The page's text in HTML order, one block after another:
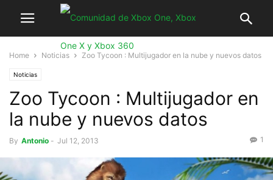
Home Noticias Zoo Tycoon : Multijugador en la nube y nuevos datos
Noticias
Zoo Tycoon : Multijugador en
la nube y nuevos datos
By Antonio - Jul 12, 2013 1